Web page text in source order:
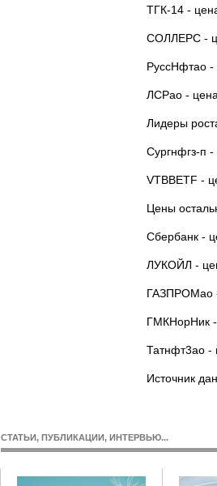
ТГК-14 -
СОЛЛЕРС -
РуссНфтао -
ЛСРао -
Лидеры
Сургнфгз-п
VTBBETF -
Цены
Сбербанк -
ЛУКОЙЛ -
ГАЗПРОМао -
ГМКНорНик -
Татнфт3ао -
Источник
СТАТЬИ, ПУБЛИКАЦИИ, ИНТЕРВЬЮ...